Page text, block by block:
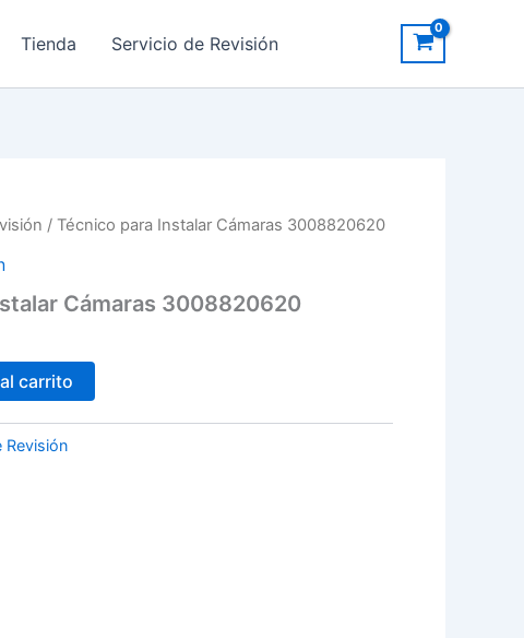
Tienda Servicio de Revisión
/ Técnico para Instalar Cámaras 3008820620
Cámaras 3008820620
carrito
Revisión